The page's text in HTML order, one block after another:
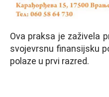
Ova praksa je zaživela
svojevrsnu finansijsku
polaze u prvi razred.